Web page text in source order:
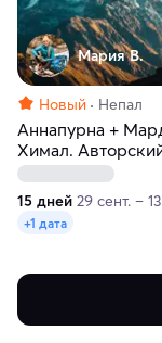
Мария В.
Новый Непал
Аннапурна +
Химал.
Гималаи
15 дней 29 сент. –
+1 дата